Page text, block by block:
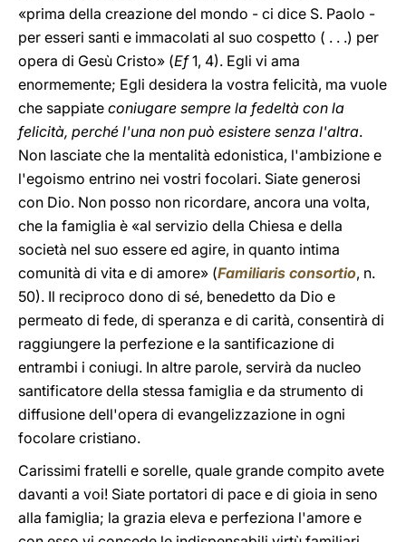
«prima della creazione del mondo - ci dice S. Paolo -
per esseri santi e immacolati al suo cospetto ( . . .) per
opera di Gesù Cristo» (Ef1, 4). Egli vi ama
enormemente; Egli desidera la vostra felicità, ma vuole
che sappiate coniugare sempre la fedeltà con la
felicità, perché l'una non può esistere senza l'altra.
Non lasciate che la mentalità edonistica, l'ambizione e
l'egoismo entrino nei vostri focolari. Siate generosi
con Dio. Non posso non ricordare, ancora una volta,
che la famiglia è «al servizio della Chiesa e della
società nel suo essere ed agire, in quanto intima
comunità di vita e di amore» (Familiaris consortio, n.
50). Il reciproco dono di sé, benedetto da Dio e
permeato di fede, di speranza e di carità, consentirà di
raggiungere la perfezione e la santificazione di
entrambi i coniugi. In altre parole, servirà da nucleo
santificatore della stessa famiglia e da strumento di
diffusione dell'opera di evangelizzazione in ogni
focolare cristiano.
Carissimi fratelli e sorelle, quale grande compito avete
davanti a voi! Siate portatori di pace e di gioia in seno
alla famiglia; la grazia eleva e perfeziona l'amore e